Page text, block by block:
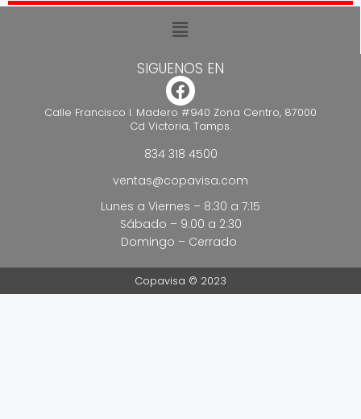
PELIKAN
SIGUENOS EN
Calle Francisco I. Madero #940 Zona Centro, 87000
Cd Victoria, Tamps.
834 318 4500
ventas@copavisa.com
Lunes a Viernes – 8:30 a 7:15
Sábado – 9:00 a 2:30
Domingo – Cerrado
Copavisa © 2023